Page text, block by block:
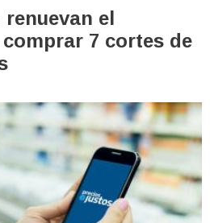
el
7 cortes de